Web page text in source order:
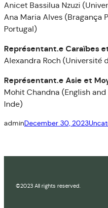
Anicet Bassilua Nzuzi
Ana Maria Alves (Bragança
Portugal)
Représentant.e Caraïbes
Alexandra Roch (Université
Représentant.e Asie et
Mohit Chandna (English
Inde)
adminDecember 30, 2023
©2023 All rights reserved.